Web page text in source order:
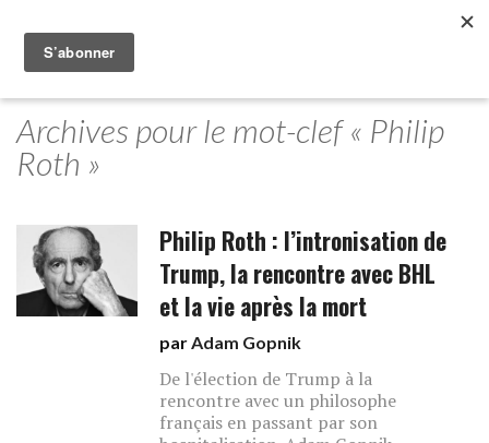
Archives pour le mot-clef « Philip
Roth »
Philip Roth : l’intronisation de
Trump, la rencontre avec BHL
et la vie après la mort
parAdam Gopnik
De l'élection de Trump à la
rencontre avec un philosophe
français en passant par son